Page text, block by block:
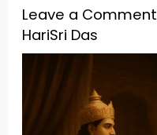
Leave a Comment
HariSri Das